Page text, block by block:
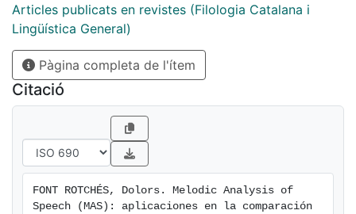
sido aplicado en distintas investigaciones sobre
descripción de la entonación de distintas lenguas e
interlenguas.
Articles publicats en revistes (Filologia Catalana i
Lingüística General)
Pàgina completa de l'ítem
Citació
FONT ROTCHÉS, Dolors. Melodic Analysis of
Speech (MAS): aplicaciones en la comparación